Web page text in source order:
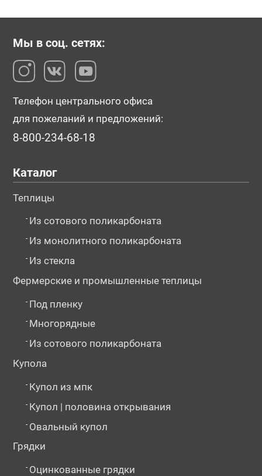
Мы в соц. сетях:
Телефон центрального офиса
для пожеланий и предложений:
8-800-234-68-18
Каталог
Теплицы
- Из сотового поликарбоната
- Из монолитного поликарбоната
- Из стекла
Фермерские и промышленные теплицы
- Под пленку
- Многорядные
- Из сотового поликарбоната
Купола
- Купол из мпк
- Купол | половина открывания
- Овальный купол
Грядки
- Оцинкованные грядки